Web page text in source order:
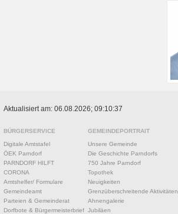
Aktualisiert am: 06.08.2026; 09:10:37
BÜRGERSERVICE
Digitale Amtstafel
ÖEK Parndorf
PARNDORF HILFT
CORONA
Amtshelfer/ Formulare
Gemeindeamt
Parteien & Gemeinderat
Dorfbote & Bürgermeisterbrief
GEMEINDEPORTRAIT
Unsere Gemeinde
Die Geschichte Parndorfs
750 Jahre Parndorf
Topothek
Neuigkeiten
Grenzüberschreitende Aktivitäten
Ahnengalerie
Jubiläen